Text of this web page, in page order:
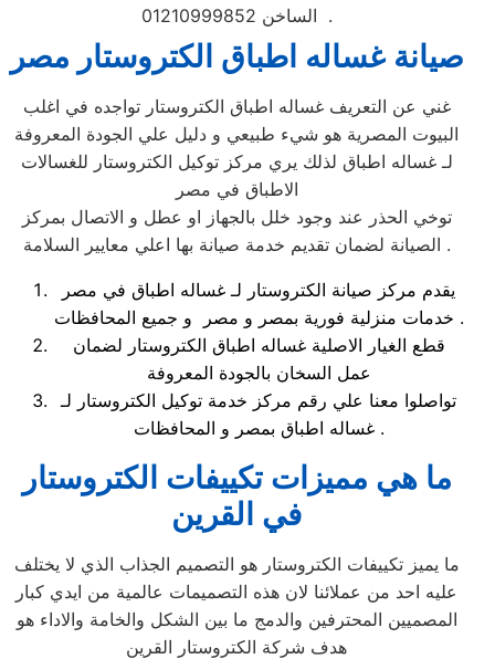
الساخن 01210999852 .
صيانة غساله اطباق الكتروستار مصر
غني عن التعريف غساله اطباق الكتروستار تواجده في اغلب
البيوت المصرية هو شيء طبيعي و دليل علي الجودة المعروفة
لـ غساله اطباق لذلك يري مركز توكيل الكتروستار للغسالات
الاطباق في مصر
توخي الحذر عند وجود خلل بالجهاز او عطل و الاتصال بمركز
الصيانة لضمان تقديم خدمة صيانة بها اعلي معايير السلامة .
يقدم مركز صيانة الكتروستار لـ غساله اطباق في مصر
خدمات منزلية فورية بمصر و مصر و جميع المحافظات .
قطع الغيار الاصلية غساله اطباق الكتروستار لضمان
عمل السخان بالجودة المعروفة
تواصلوا معنا علي رقم مركز خدمة توكيل الكتروستار لـ
غساله اطباق بمصر و المحافظات .
ما هي مميزات تكييفات الكتروستار
في القرين
ما يميز تكييفات الكتروستار هو التصميم الجذاب الذي لا يختلف
عليه احد من عملائنا لان هذه التصميمات عالمية من ايدي كبار
المصميين المحترفين والدمج ما بين الشكل والخامة والاداء هو
هدف شركة الكتروستار القرين